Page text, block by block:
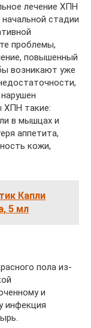
лечение ХПН
стадии
проблемы,
повышенный
возникают уже
ХПН такие:
в мышцах и
аппетита,
кожи,
Капли
5 мл
пола из-
и
инфекция